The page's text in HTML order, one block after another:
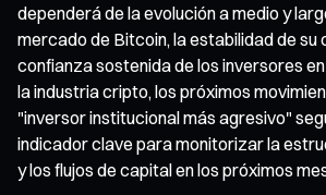
dependerá de la evolución a medio y
mercado de Bitcoin, la estabilidad de su
confianza sostenida de los inversores
la industria cripto, los próximos
"inversor institucional más agresivo"
indicador clave para monitorizar la
y los flujos de capital en los próximos